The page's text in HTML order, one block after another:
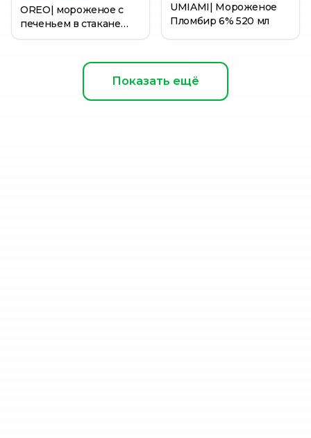
OREO| мороженое с
печеньем в стакане
480мл
UMIAMI| Мороженое
Пломбир 6% 520 мл
Показать ещё